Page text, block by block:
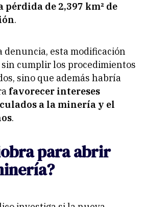
pérdida de 2,397 km² de
.
denuncia, esta modificación
sin cumplir los procedimientos
sino que además habría
favorecer intereses
a la minería y el
.
para abrir